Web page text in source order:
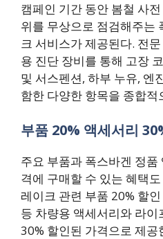
캠페인 기간 동안 봄철 사
위를 무상으로 점검해주는
크 서비스가 제공된다. 전
용 진단 장비를 통해 고장
및 서스펜션, 하부 누유, 엔
함한 다양한 항목을 종합적
부품 20% 액세서리
주요 부품과 폭스바겐 정
격에 구매할 수 있는 혜택
레이크 관련 부품 20% 할
등 차량용 액세서리와 라
30% 할인된 가격으로 제공